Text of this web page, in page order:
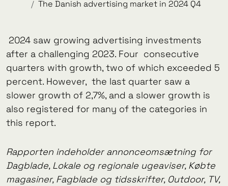
The Danish advertising market in 2024 Q4
2024 saw growing advertising investments
after a challenging 2023. Four consecutive
quarters with growth, two of which exceeded 5
percent. However, the last quarter saw a
slower growth of 2,7%, and a slower growth is
also registered for many of the categories in
this report.
Rapporten indeholder annonceomsætning for
Dagblade, Lokale og regionale ugeaviser, Købte
magasiner, Fagblade og tidsskrifter, Outdoor, TV,